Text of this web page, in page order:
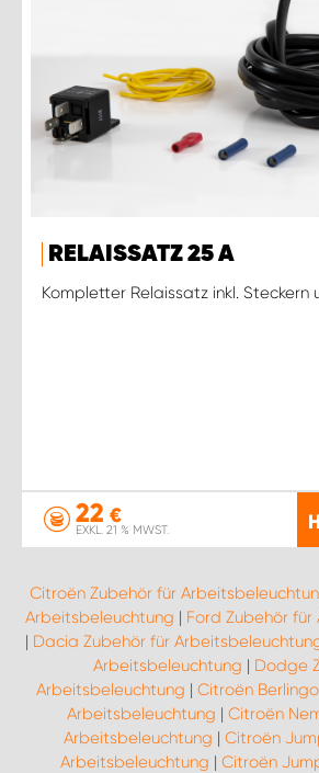
RELAISSATZ 25 A
Kompletter Relaissatz inkl. Steckern
22 €
EXKL. 21 % MWST.
Citroën Zubehör für
Arbeitsbeleuchtung | Ford Zubehör
| Dacia Zubehör für
Arbeitsbeleuchtung | Dodge
Arbeitsbeleuchtung | Citroën
Arbeitsbeleuchtung | Citroën
Arbeitsbeleuchtung | Citroën
Arbeitsbeleuchtung | Citroën